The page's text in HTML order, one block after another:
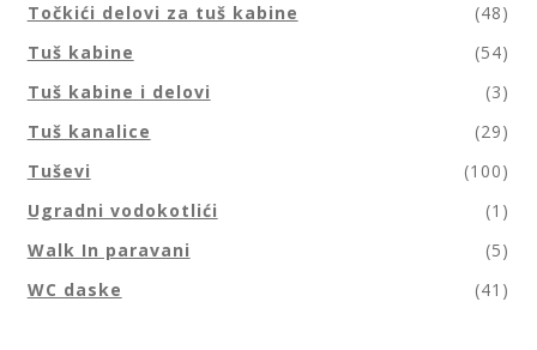
Točkići delovi za tuš kabine
(48)
Tuš kabine
(54)
Tuš kabine i delovi
(3)
Tuš kanalice
(29)
Tuševi
(100)
Ugradni vodokotlići
(1)
Walk In paravani
(5)
WC daske
(41)